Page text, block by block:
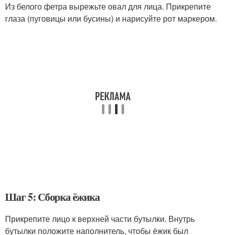
Из белого фетра вырежьте овал для лица. Прикрепите
глаза (пуговицы или бусины) и нарисуйте рот маркером.
Шаг 5: Сборка ёжика
Прикрепите лицо к верхней части бутылки. Внутрь
бутылки положите наполнитель, чтобы ёжик был